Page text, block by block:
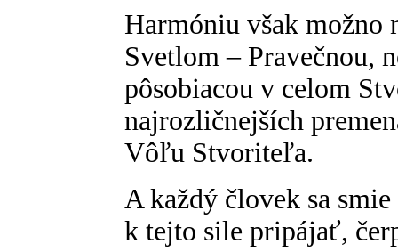
Harmóniu však možno
Svetlom – Pravečnou,
pôsobiacou v celom
najrozličnejších
Vôľu Stvoriteľa.
A každý človek sa
k tejto sile pripájať,